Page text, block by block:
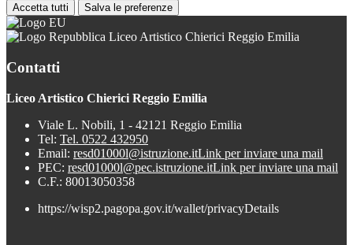
Accetta tutti Salva le preferenze
Liceo Artistico Chierici Reggio Emilia
Contatti
Liceo Artistico Chierici Reggio Emilia
Viale L. Nobili, 1 - 42121 Reggio Emilia
Tel: Tel. 0522 432950
Email: resd01000l@istruzione.itLink per inviare una mail
PEC: resd01000l@pec.istruzione.itLink per inviare una mail
C.F.: 80013050358
https://wisp2.pagopa.gov.it/wallet/privacyDetails